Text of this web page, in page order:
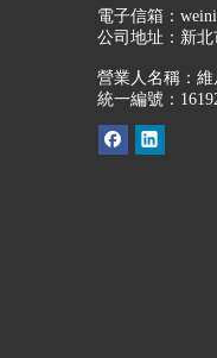
電子信箱：
公司地址： 新
營業人名稱：維
統一編號：